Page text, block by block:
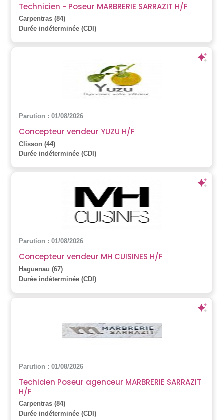
Technicien - Poseur MARBRERIE SARRAZIT H/F
Carpentras (84)
Durée indéterminée (CDI)
Parution : 01/08/2026
Concepteur vendeur YUZU H/F
Clisson (44)
Durée indéterminée (CDI)
Parution : 01/08/2026
Concepteur vendeur MH CUISINES H/F
Haguenau (67)
Durée indéterminée (CDI)
Parution : 01/08/2026
Techicien Poseur agenceur MARBRERIE SARRAZIT
H/F
Carpentras (84)
Durée indéterminée (CDI)